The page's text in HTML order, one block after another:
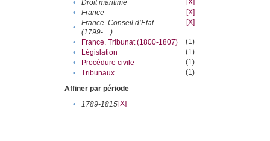
•
Droit maritime
[X]
•
France
[X]
•
France. Conseil d’Etat
(1799-....)
[X]
• France. Tribunat (1800-1807)
(1)
•
Législation
(1)
•
Procédure civile
(1)
•
Tribunaux
(1)
Affiner par période
•
1789-1815[X]